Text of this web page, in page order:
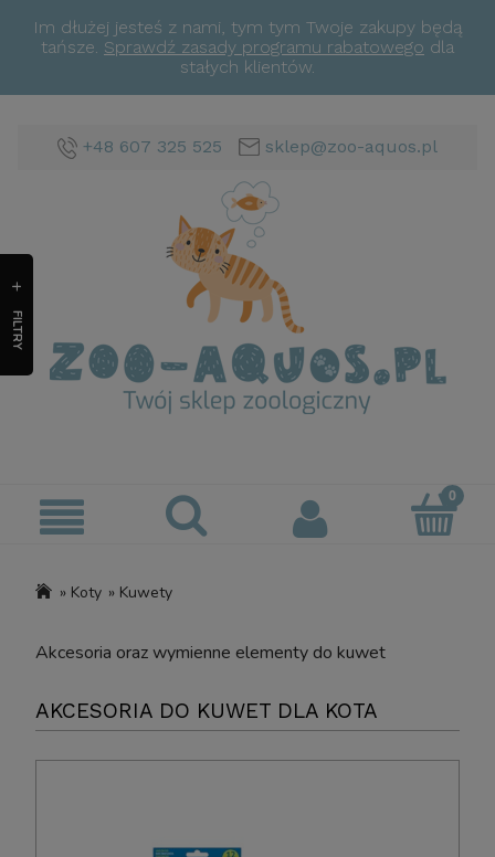
Im dłużej jesteś z nami, tym tym Twoje zakupy będą
tańsze. Sprawdź zasady programu rabatowego dla
stałych klientów.
+48 607 325 525 sklep@zoo-aquos.pl
» Koty » Kuwety
Akcesoria oraz wymienne elementy do kuwet
FILTRY
AKCESORIA DO KUWET DLA KOTA